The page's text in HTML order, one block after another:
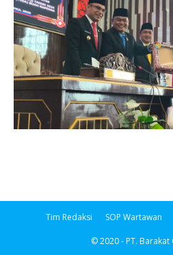
Tim Redaksi SOP Wartawan
© 2020 - PT. Barakat